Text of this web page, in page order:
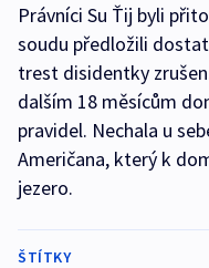
Právníci Su Ťij byli
soudu předložili
trest disidentky
dalším 18 měsícům
pravidel. Nechala u
Američana, který k
jezero.
ŠTÍTKY